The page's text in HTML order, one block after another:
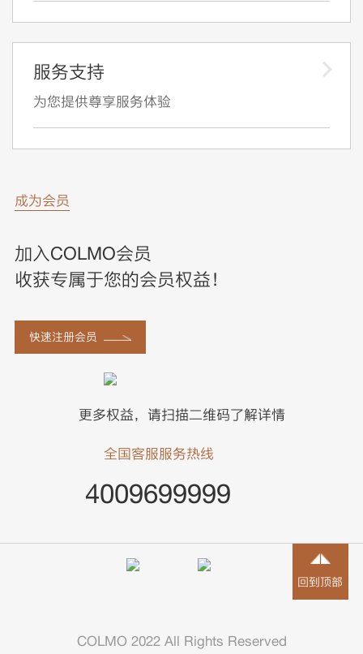
服务支持
为您提供尊享服务体验
成为会员
加入COLMO会员
收获专属于您的会员权益！
快速注册会员
全国客服服务热线
4009699999
更多权益，请扫描二维码了解详情
回到顶部
COLMO 2022 All Rights Reserved